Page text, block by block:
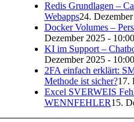
Redis Grundlagen –
Webapps24.
Docker Volumes –
Dezember 2025 - 10:00
KI im Support –
Dezember 2025 - 10:00
2FA einfach erklärt:
Methode ist sicher?17.
Excel SVERWEIS
WENNFEHLER15.